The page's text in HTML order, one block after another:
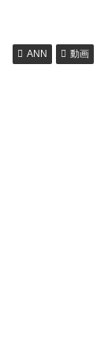
ANN 動画